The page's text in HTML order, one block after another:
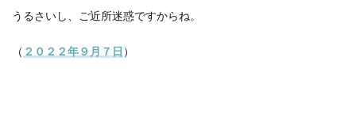
うるさいし、ご近所迷惑ですからね。
（ ２０２２年９月７日 ）